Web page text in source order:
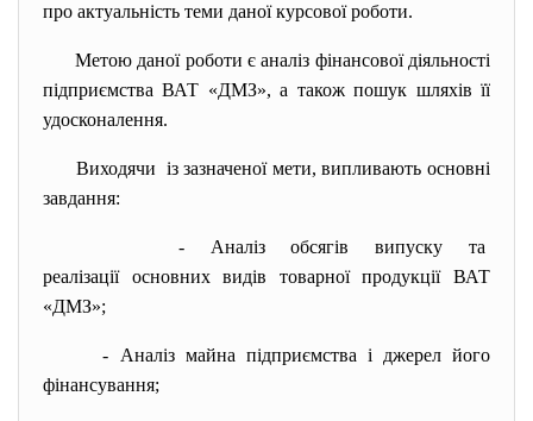
про актуальність теми даної курсової роботи.
Метою даної роботи є аналіз фінансової діяльності
підприємства ВАТ «ДМЗ», а також пошук шляхів її
удосконалення.
Виходячи із зазначеної мети, випливають основні
завдання:
- Аналіз обсягів випуску та
реалізації основних видів товарної продукції ВАТ
«ДМЗ»;
- Аналіз майна підприємства і джерел його
фінансування;